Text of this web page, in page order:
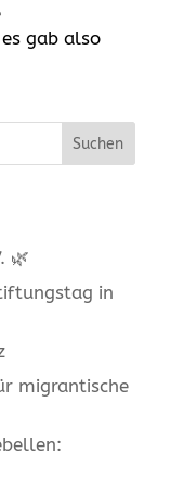
gab also
Suchen
🌿
in
migrantische